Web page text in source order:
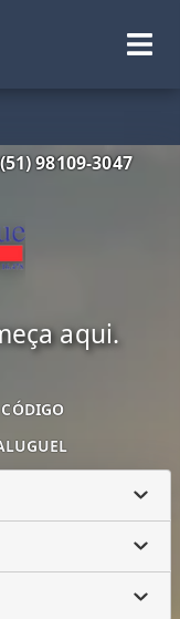
(51) 98109-3047
aqui.